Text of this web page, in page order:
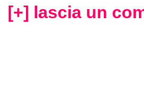
[+] lascia un